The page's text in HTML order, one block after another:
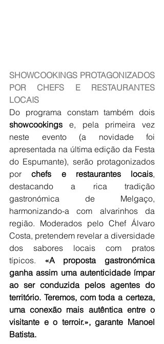
SHOWCOOKINGS PROTAGONIZADOS
POR CHEFS E RESTAURANTES
LOCAIS
showcookings e, pela primeira vez
neste evento (a novidade foi
apresentada na última edição da Festa
do Espumante), serão protagonizados
por chefs e restaurantes locais,
destacando a rica tradição
gastronómica de Melgaço,
harmonizando-a com alvarinhos da
região. Moderados pelo Chef Álvaro
Costa, pretendem revelar a diversidade
dos sabores locais com pratos
típicos. «A proposta gastronómica
ganha assim uma autenticidade ímpar
ao ser conduzida pelos agentes do
território. Teremos, com toda a certeza,
uma conexão mais autêntica entre o
visitante e o terroir.», garante Manoel
Batista.